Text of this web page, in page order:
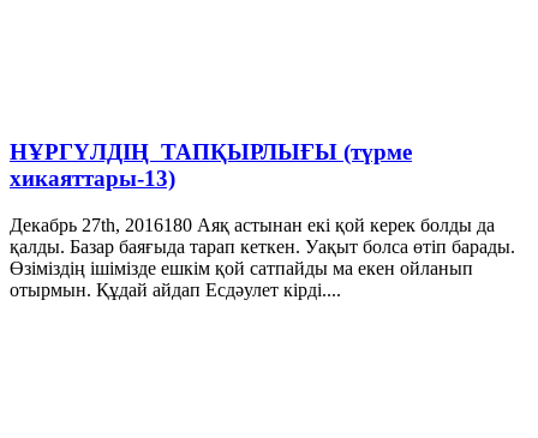
НҰРГҮЛДІҢ ТАПҚЫРЛЫҒЫ (түрме
хикаяттары-13)
Декабрь 27th, 2016180 Аяқ астынан екі қой керек болды да
қалды. Базар баяғыда тарап кеткен. Уақыт болса өтіп барады.
Өзіміздің ішімізде ешкім қой сатпайды ма екен ойланып
отырмын. Құдай айдап Есдәулет кірді....